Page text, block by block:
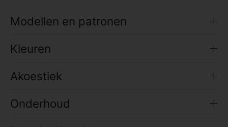
Modellen en patronen
Kleuren
Akoestiek
Onderhoud